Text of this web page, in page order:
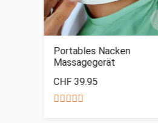
Portables Nacken
Massagegerät
CHF 39.95